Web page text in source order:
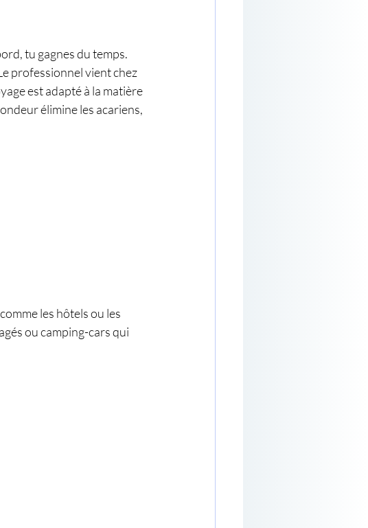
tu gagnes du temps.
professionnel vient chez
est adapté à la matière
élimine les acariens,
les hôtels ou les
ou camping-cars qui